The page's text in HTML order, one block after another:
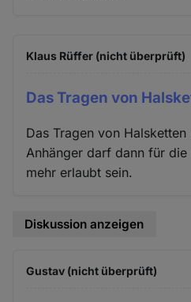
Klaus Rüffer (nicht überprüft)
Das Tragen von
Das Tragen von
Anhänger darf dann für die
mehr erlaubt sein.
Diskussion anzeigen
Gustav (nicht überprüft)